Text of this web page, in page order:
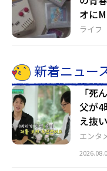
ライフ
オに
新着ニュー
エンタ
「死
父が4
え抜